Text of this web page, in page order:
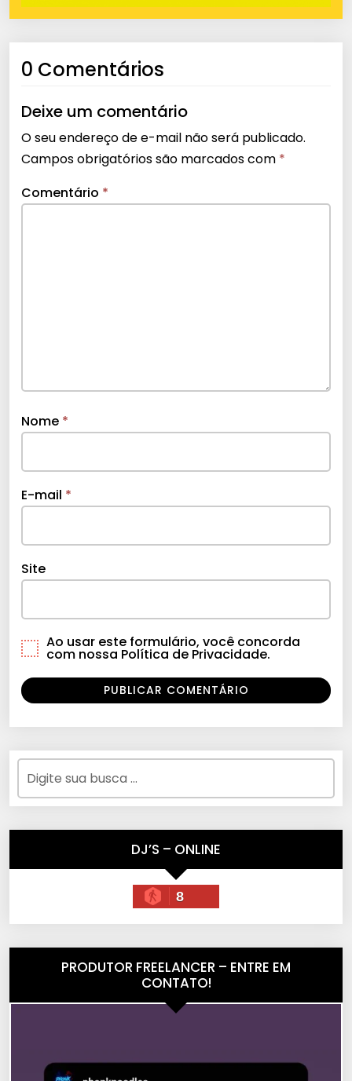
0 Comentários
Deixe um comentário
O seu endereço de e-mail não será publicado.
Campos obrigatórios são marcados com *
Comentário *
Nome *
E-mail *
Site
Ao usar este formulário, você concorda
com nossa Política de Privacidade.
DJ’S – ONLINE
8
PRODUTOR FREELANCER – ENTRE EM
CONTATO!